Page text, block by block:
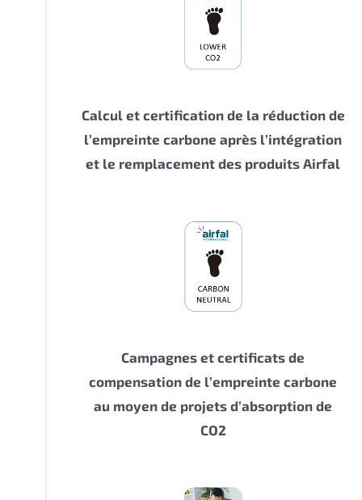
Calcul et certification de la réduction de
l’empreinte carbone après l’intégration
et le remplacement des produits Airfal
Campagnes et certificats de
compensation de l’empreinte carbone
au moyen de projets d’absorption de
CO2